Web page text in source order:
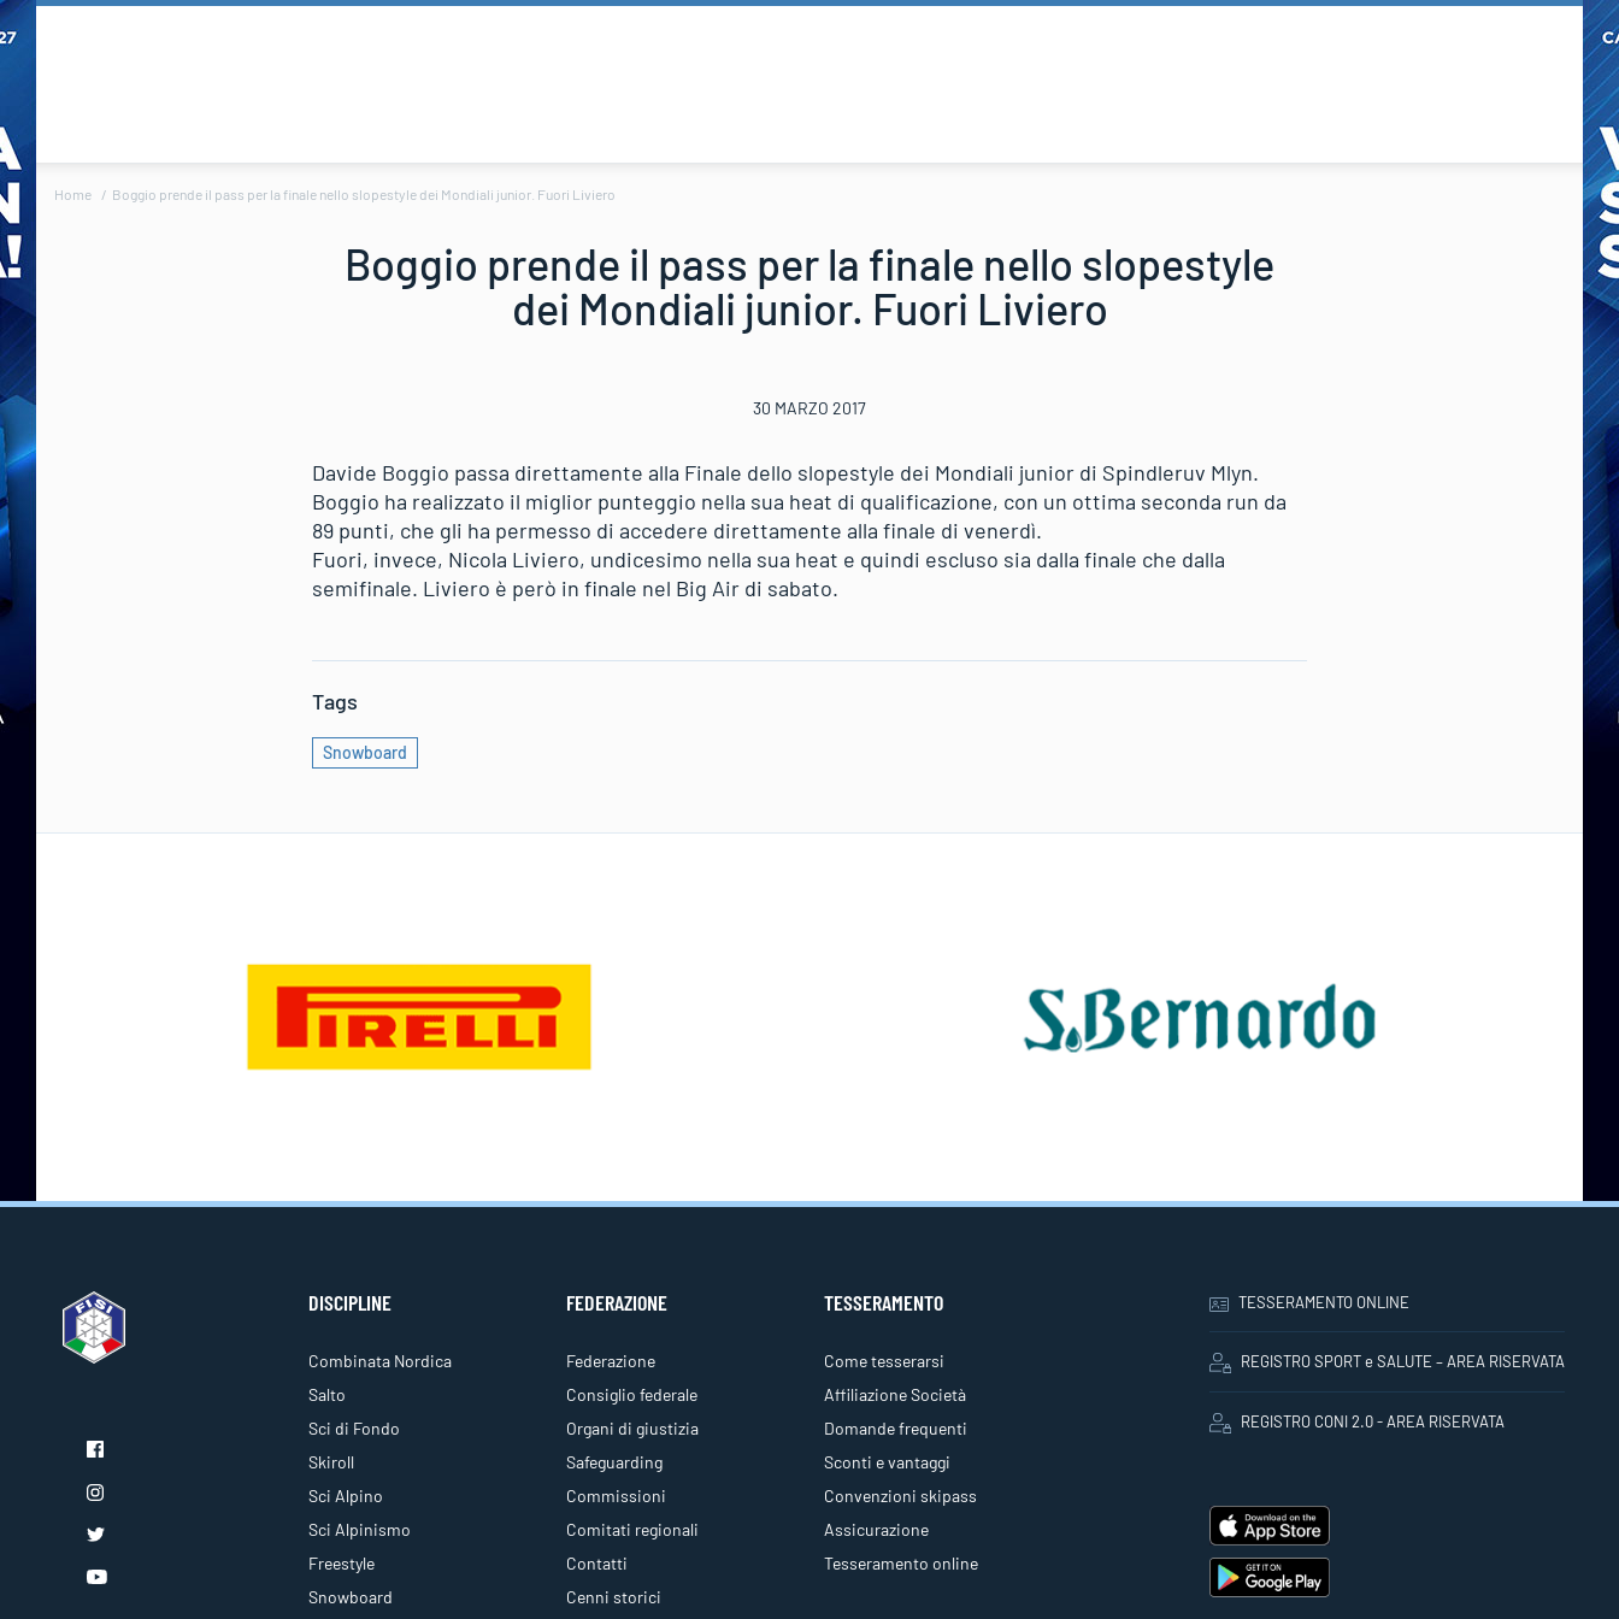
Home Boggio prende il pass per la finale nello slopestyle dei Mondiali junior. Fuori Liviero
Boggio prende il pass per la finale nello slopestyle
dei Mondiali junior. Fuori Liviero
30 MARZO 2017
Davide Boggio passa direttamente alla Finale dello slopestyle dei Mondiali junior di Spindleruv Mlyn.
Boggio ha realizzato il miglior punteggio nella sua heat di qualificazione, con un ottima seconda run da
89 punti, che gli ha permesso di accedere direttamente alla finale di venerdì.
Fuori, invece, Nicola Liviero, undicesimo nella sua heat e quindi escluso sia dalla finale che dalla
semifinale. Liviero è però in finale nel Big Air di sabato.
Tags
Snowboard
DISCIPLINE
Combinata Nordica
Salto
Sci di Fondo
Skiroll
Sci Alpino
Sci Alpinismo
Freestyle
Snowboard
FEDERAZIONE
Federazione
Consiglio federale
Organi di giustizia
Safeguarding
Commissioni
Comitati regionali
Contatti
Cenni storici
TESSERAMENTO
Come tesserarsi
Affiliazione Società
Domande frequenti
Sconti e vantaggi
Convenzioni skipass
Assicurazione
Tesseramento online
TESSERAMENTO ONLINE
REGISTRO SPORT e SALUTE – AREA RISERVATA
REGISTRO CONI 2.0 - AREA RISERVATA